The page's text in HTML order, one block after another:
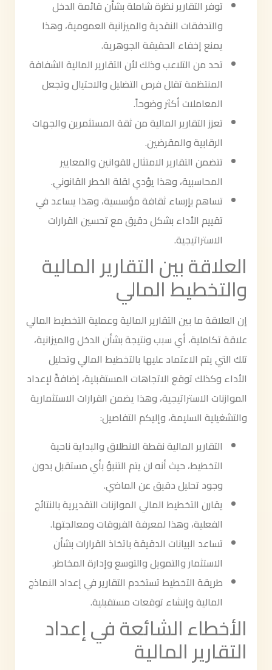
توفر التقارير نظرة شاملة بشأن قائمة الدخل
والتدفقات النقدية والميزانية العمومية، وهذا
يمنع إخفاء الحقيقة الجوهرية.
تحد من التلاعب وذلك لأن التقارير المالية الشفافة
المنتظمة تقلل فرص التضليل والاحتيال وتجعل
المعاملات أكثر وضوحاً.
تعزز التقارير المالية من ثقة المستثمرين والجهات
الرقابية والمقرضين.
تتضمن التقارير الامتثال للقوانين والمعايير
المحاسبية، وهذا يؤدي لقلة الخطر القانوني.
تساهم بإرساء ثقافة مؤسسية، وهذا يساعد في
تقييم الأداء بشكل دقيق مع تحسين القرارات
الاستراتيجية.
العلاقة بين التقارير المالية
والتخطيط المالي
إن العلاقة ما بين التقارير المالية وعملية التخطيط المالي
علاقة تكاملية، أي سبب ونتيجة بشأن الدخل والميزانية،
تلك التي يتم الاعتماد عليها بالتخطيط المالي وتحليل
الأداء وكذلك توقع الاتجاهات المستقبلية، إضافةً لإعداد
الموازنات الاستراتيجية، وهذا يضمن القرارات الاستثمارية
والتشغيلية السليمة، وإليكم التفاصيل:
التقارير المالية نقطة الانطلاق والبداية ناحية
التخطيط، حيث أنه لن يتم التنبؤ بأي مستقبل بدون
وجود تحليل دقيق عن الماضي.
يقارن التخطيط المالي الموازنات التقديرية بالنتائج
الفعلية، وهذا لمعرفة الفروقات ومعالجتها.
تساعد البيانات الدقيقة باتخاذ القرارات بشأن
الاستثمار والتمويل والتوسع وإدارة المخاطر.
طريقة التخطيط تستخدم التقارير في إعداد النماذج
المالية وإنشاء توقعات مستقبلية.
الأخطاء الشائعة في إعداد
التقارير المالية